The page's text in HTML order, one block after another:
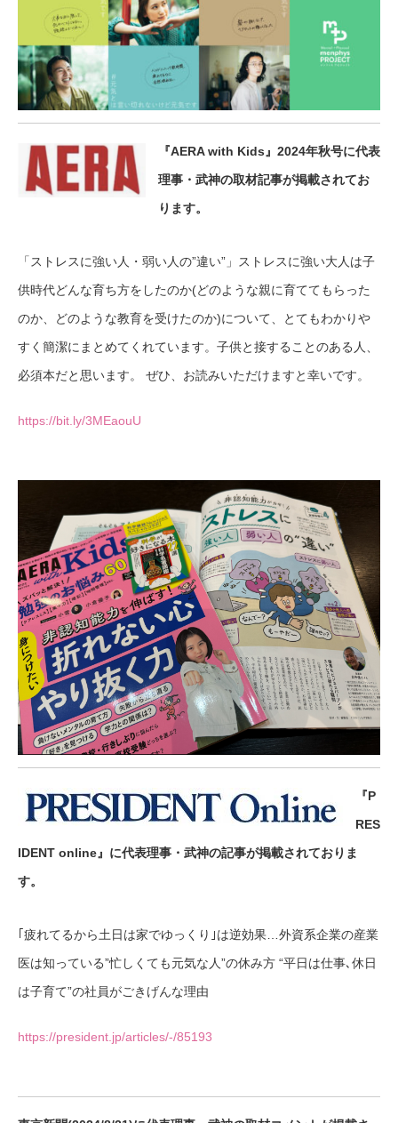
『AERA with Kids』2024年秋号に代表
理事・武神の取材記事が掲載されてお
ります。
「ストレスに強い人・弱い人の”違い”」ストレスに強い大人は子
供時代どんな育ち方をしたのか(どのような親に育ててもらった
のか、どのような教育を受けたのか)について、とてもわかりや
すく簡潔にまとめてくれています。子供と接することのある人、
必須本だと思います。 ぜひ、お読みいただけますと幸いです。
https://bit.ly/3MEaouU
『P
RES
IDENT online』に代表理事・武神の記事が掲載されておりま
す。
｢疲れてるから土日は家でゆっくり｣は逆効果…外資系企業の産業
医は知っている”忙しくても元気な人”の休み方 “平日は仕事､休日
は子育て”の社員がごきげんな理由
https://president.jp/articles/-/85193